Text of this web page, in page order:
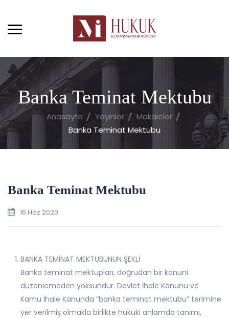
Banka Teminat Mektubu
Anasayfa Yayınlar
Makaleler
Banka Teminat Mektubu
Banka Teminat Mektubu
16 Haz 2020
BANKA TEMİNAT MEKTUBUNUN ŞEKLİ
Banka teminat mektupları, doğrudan bir kanuni
düzenlemeden yoksundur. Devlet İhale Kanunu ve
Kamu İhale Kanunda “banka teminat mektubu” terimine
yer verilmiş olmakla birlikte hukuki anlamda tanımı,